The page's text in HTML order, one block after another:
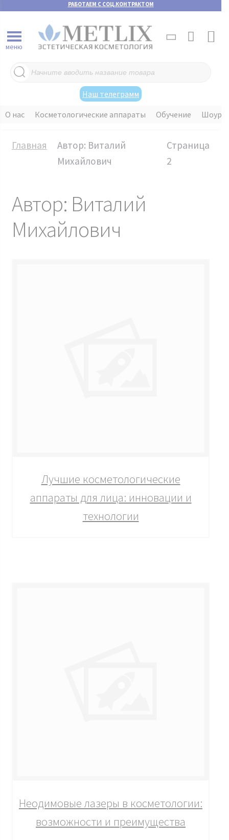
РАБОТАЕМ С СОЦ.КОНТРАКТОМ
Поиск
товаров
Наш телеграмм
меню
О нас Косметологические аппараты Обучение
Главная
Автор: Виталий
Михайлович
Страница
2
Автор: Виталий
Михайлович
Лучшие косметологические
аппараты для лица: инновации и
технологии
Неодимовые лазеры в косметологии:
возможности и преимущества